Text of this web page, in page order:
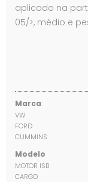
aplicado na
05/>, médio e
Marca
VW
FORD
CUMMINS
Modelo
MOTOR ISB
CARGO